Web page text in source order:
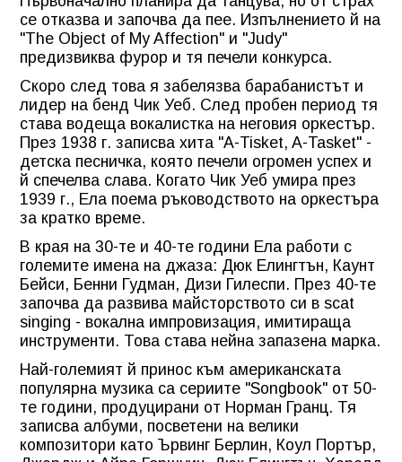
се отказва и започва да пее. Изпълнението й на
"The Object of My Affection" и "Judy"
предизвиква фурор и тя печели конкурса.
Скоро след това я забелязва барабанистът и
лидер на бенд Чик Уеб. След пробен период тя
става водеща вокалистка на неговия оркестър.
През 1938 г. записва хита "A-Tisket, A-Tasket" -
детска песничка, която печели огромен успех и
й спечелва слава. Когато Чик Уеб умира през
1939 г., Ела поема ръководството на оркестъра
за кратко време.
В края на 30-те и 40-те години Ела работи с
големите имена на джаза: Дюк Елингтън, Каунт
Бейси, Бенни Гудман, Дизи Гилеспи. През 40-те
започва да развива майсторството си в scat
singing - вокална импровизация, имитираща
инструменти. Това става нейна запазена марка.
Най-големият й принос към американската
популярна музика са сериите "Songbook" от 50-
те години, продуцирани от Норман Гранц. Тя
записва албуми, посветени на велики
композитори като Ървинг Берлин, Коул Портър,